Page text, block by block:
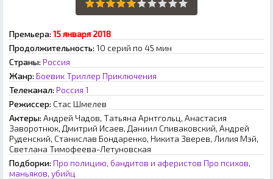
Премьера: 15 января 2018
Продолжительность: 10 серий по 45 мин
Страны: Россия
Жанр: БоевикТриллер Приключения
Телеканал: Россия 1
Режиссер: Стас Шмелев
Актеры: Андрей Чадов, Татьяна Арнтгольц, Анастасия
Заворотнюк, Дмитрий Исаев, Даниил Спиваковский, Андрей
Руденский, Станислав Бондаренко, Никита Зверев, Лилия Мэй,
Светлана Тимофеева-Летуновская
Подборки: Про полицию, бандитов и аферистов Про психов,
маньяков, убийц